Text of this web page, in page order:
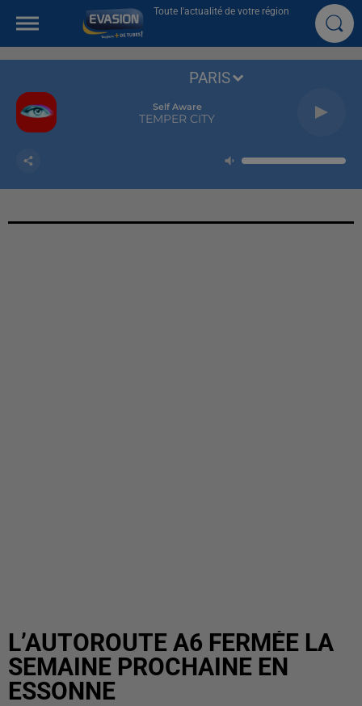
Toute l'actualité de votre région
Self Aware
TEMPER CITY
PARIS
L’AUTOROUTE A6 FERMÉE LA
SEMAINE PROCHAINE EN
ESSONNE